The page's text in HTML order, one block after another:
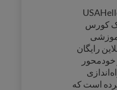
کورس
رایگان
خودمحور
است که